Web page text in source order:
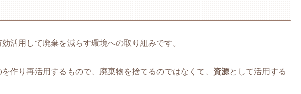
活用して廃棄を減らす環境への取り組みです。
作り再活用するもので、廃棄物を捨てるのではなくて、 資源として活用する